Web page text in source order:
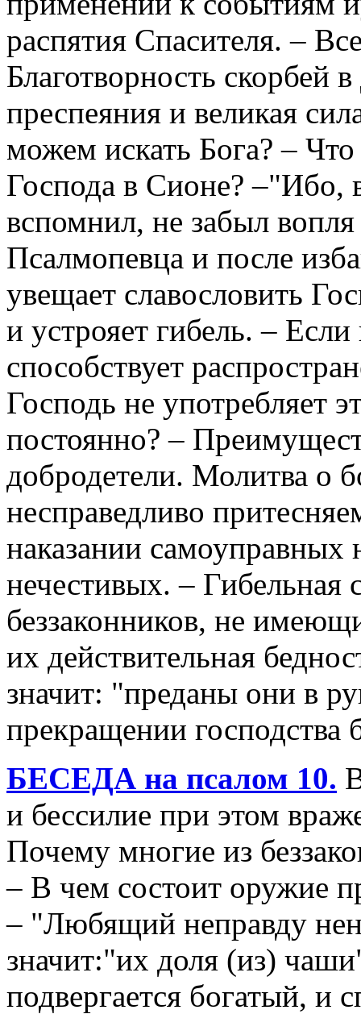
распятия Спасителя. –
Благотворность скорбей
преспеяния и великая
можем искать Бога? –
Господа в Сионе? –"Ибо,
вспомнил, не забыл
Псалмопевца и после
увещает славословить
и устрояет гибель. –
способствует
Господь не употребляет
постоянно? –
добродетели. Молитва о
несправедливо
наказании
нечестивых. – Гибельная
беззаконников, не
их действительная
значит: "преданы они в
прекращении господства
БЕСЕДА на псалом 10.
и бессилие при этом
Почему многие из
– В чем состоит оружие
– "Любящий неправду
значит:"их доля (из)
подвергается богатый, и